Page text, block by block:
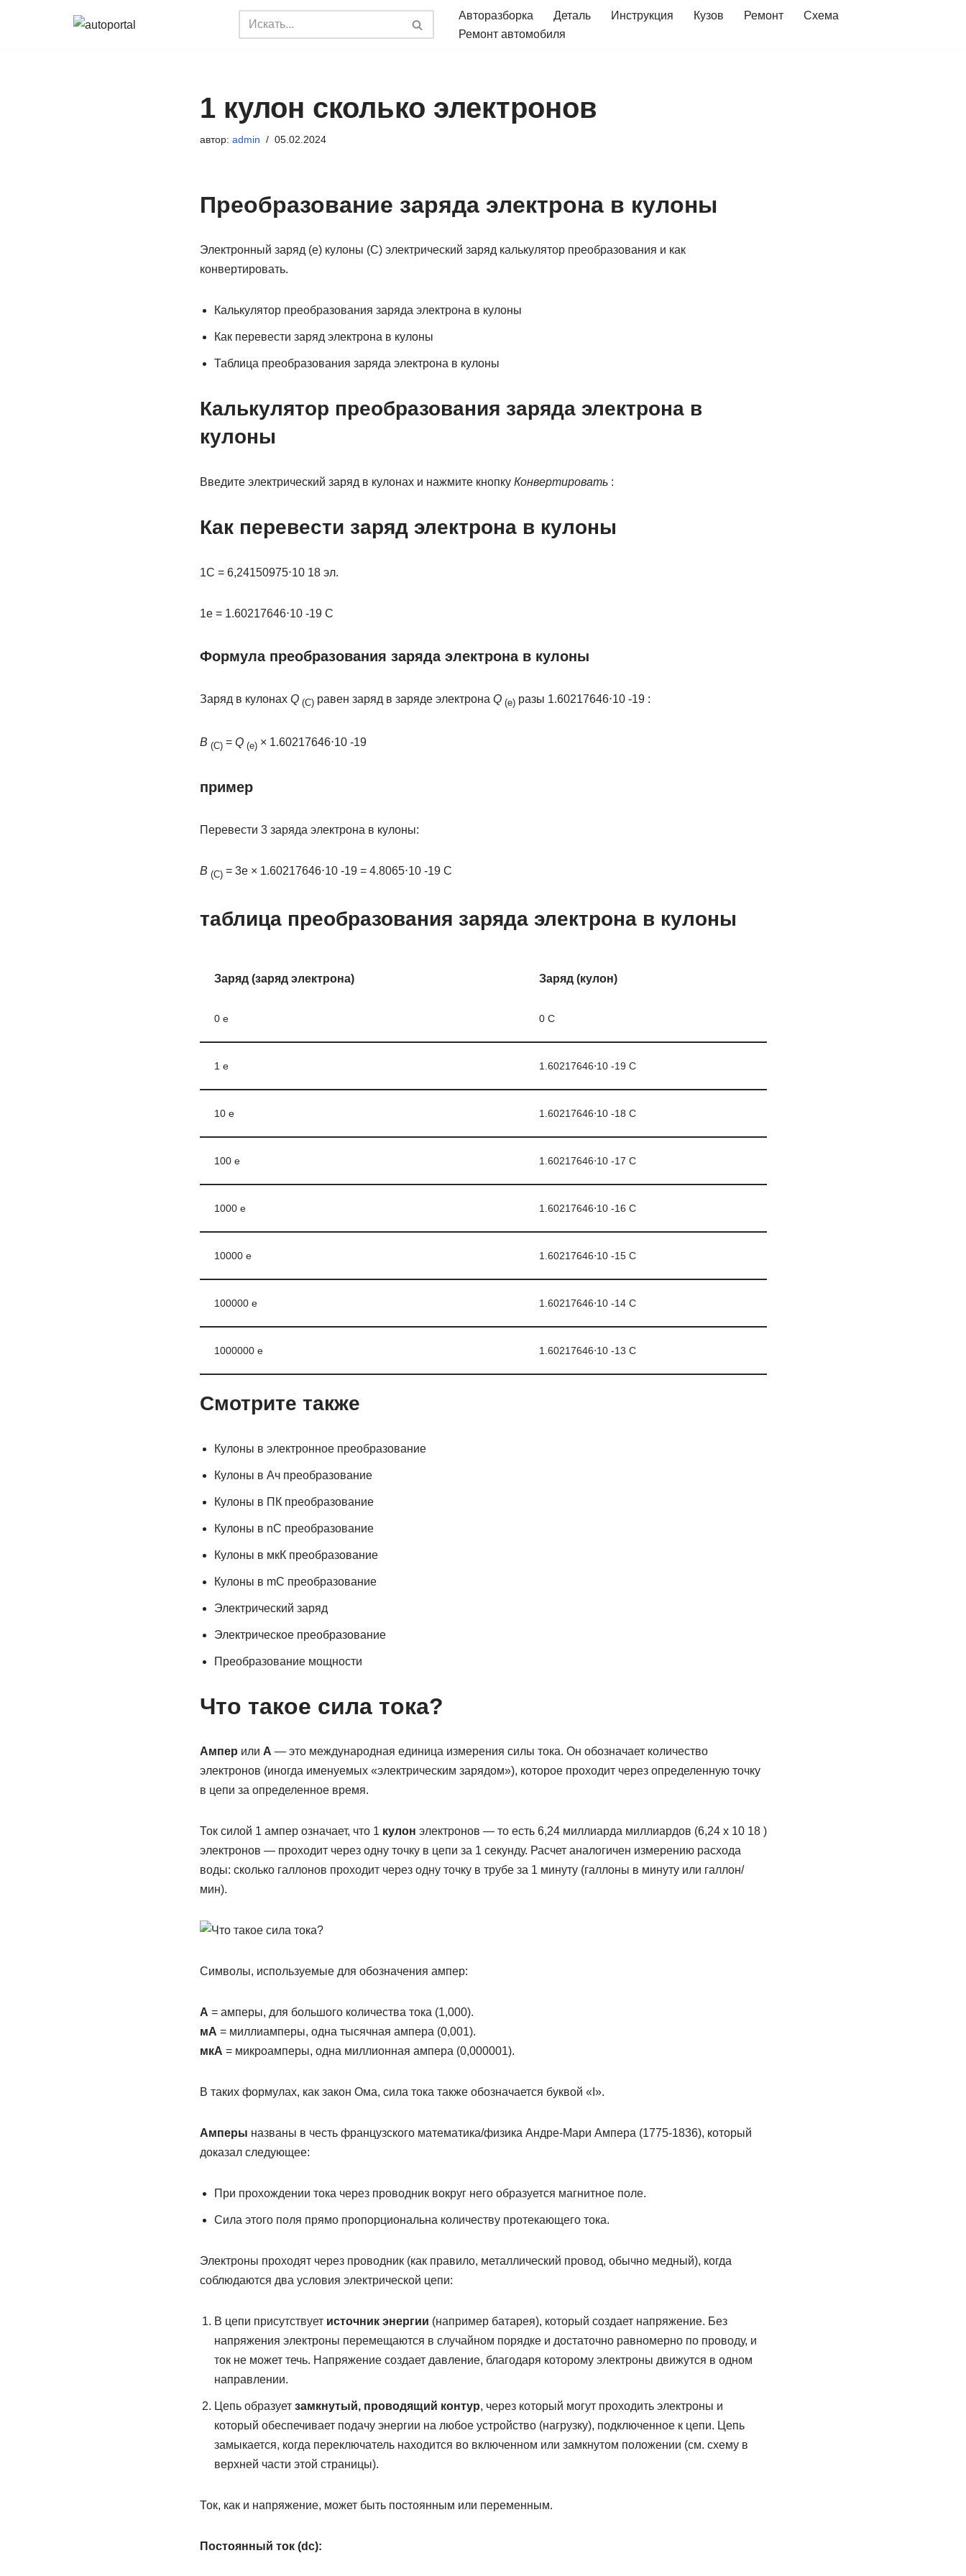
Авторазборка Деталь Инструкция Кузов Ремонт
Схема
Ремонт автомобиля
1 кулон сколько электронов
автор: admin 05.02.2024
Преобразование заряда электрона в кулоны
Электронный заряд (е) кулоны (C) электрический заряд калькулятор преобразования и как
конвертировать.
Калькулятор преобразования заряда электрона в кулоны
Как перевести заряд электрона в кулоны
Таблица преобразования заряда электрона в кулоны
Калькулятор преобразования заряда электрона в
кулоны
Введите электрический заряд в кулонах и нажмите кнопку Конвертировать:
Как перевести заряд электрона в кулоны
1С = 6,24150975⋅10 18 эл.
1e = 1.60217646⋅10 -19 С
Формула преобразования заряда электрона в кулоны
Заряд в кулонах Q (C)равен заряд в заряде электрона Q (е)разы 1.60217646⋅10 -19 :
В (С)= Q (е)× 1.60217646⋅10 -19
пример
Перевести 3 заряда электрона в кулоны:
В (С)= 3e × 1.60217646⋅10 -19 = 4.8065⋅10 -19 С
таблица преобразования заряда электрона в кулоны
Заряд (заряд электрона) Заряд (кулон)
0 e 0 С
1 е 1.60217646⋅10 -19 С
10 е 1.60217646⋅10 -18 С
100 е 1.60217646⋅10 -17 С
1000 e 1.60217646⋅10 -16 С
10000 е 1.60217646⋅10 -15 С
100000 е 1.60217646⋅10 -14 С
1000000 е 1.60217646⋅10 -13 С
Смотрите также
Кулоны в электронное преобразование
Кулоны в Ач преобразование
Кулоны в ПК преобразование
Кулоны в nC преобразование
Кулоны в мкК преобразование
Кулоны в mC преобразование
Электрический заряд
Электрическое преобразование
Преобразование мощности
Что такое сила тока?
Ампер или А — это международная единица измерения силы тока. Он обозначает количество
электронов (иногда именуемых «электрическим зарядом»), которое проходит через определенную точку
в цепи за определенное время.
Ток силой 1 ампер означает, что 1 кулон электронов — то есть 6,24 миллиарда миллиардов (6,24 x 10 18 )
электронов — проходит через одну точку в цепи за 1 секунду. Расчет аналогичен измерению расхода
воды: сколько галлонов проходит через одну точку в трубе за 1 минуту (галлоны в минуту или галлон/
мин).
Символы, используемые для обозначения ампер:
A = амперы, для большого количества тока (1,000).
мА = миллиамперы, одна тысячная ампера (0,001).
мкА = микроамперы, одна миллионная ампера (0,000001).
В таких формулах, как закон Ома, сила тока также обозначается буквой «I».
Амперы названы в честь французского математика/физика Андре-Мари Ампера (1775-1836), который
доказал следующее:
При прохождении тока через проводник вокруг него образуется магнитное поле.
Сила этого поля прямо пропорциональна количеству протекающего тока.
Электроны проходят через проводник (как правило, металлический провод, обычно медный), когда
соблюдаются два условия электрической цепи:
В цепи присутствует источник энергии (например батарея), который создает напряжение. Без
напряжения электроны перемещаются в случайном порядке и достаточно равномерно по проводу, и
ток не может течь. Напряжение создает давление, благодаря которому электроны движутся в одном
направлении.
Цепь образует замкнутый, проводящий контур, через который могут проходить электроны и
который обеспечивает подачу энергии на любое устройство (нагрузку), подключенное к цепи. Цепь
замыкается, когда переключатель находится во включенном или замкнутом положении (см. схему в
верхней части этой страницы).
Ток, как и напряжение, может быть постоянным или переменным.
Постоянный ток (dc):